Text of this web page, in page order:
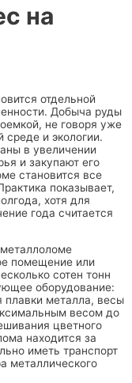
на
отдельной
Добыча руды
не говоря уже
и экологии.
в увеличении
и закупают его
становится все
показывает,
хотя для
года считается
помещение или
сотен тонн
оборудование:
плавки металла, весы
весом до
цветного
находится за
иметь транспорт
металлического